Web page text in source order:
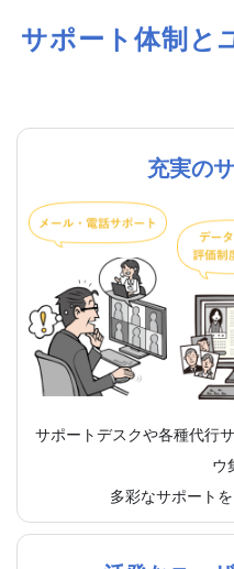
サポート体制と
充実の
サポートデスクや各種代行
ウ
多彩なサポート